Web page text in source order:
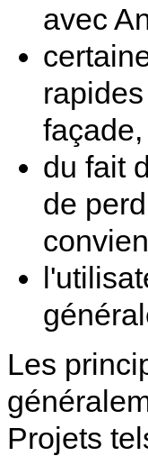
avec
du fait
de
Les
Projets